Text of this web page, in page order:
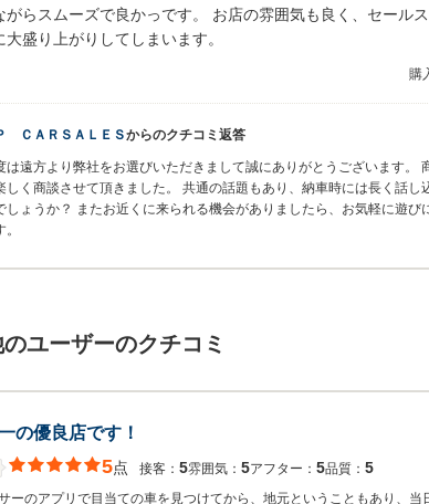
がらスムーズで良かっです。 お店の雰囲気も良く、セール
大盛り上がりしてしまいます。
購
ＣＡＲＳＡＬＥＳからのクチコミ返答
は遠方より弊社をお選びいただきまして誠にありがとうございます。
しく商談させて頂きました。 共通の話題もあり、納車時には長く話
しょうか？ またお近くに来られる機会がありましたら、お気軽に遊
ユーザーのクチコミ
の優良店です！
5点 接客： 5雰囲気： 5アフター： 5品質： 5
ーのアプリで目当ての車を見つけてから、地元ということもあり、